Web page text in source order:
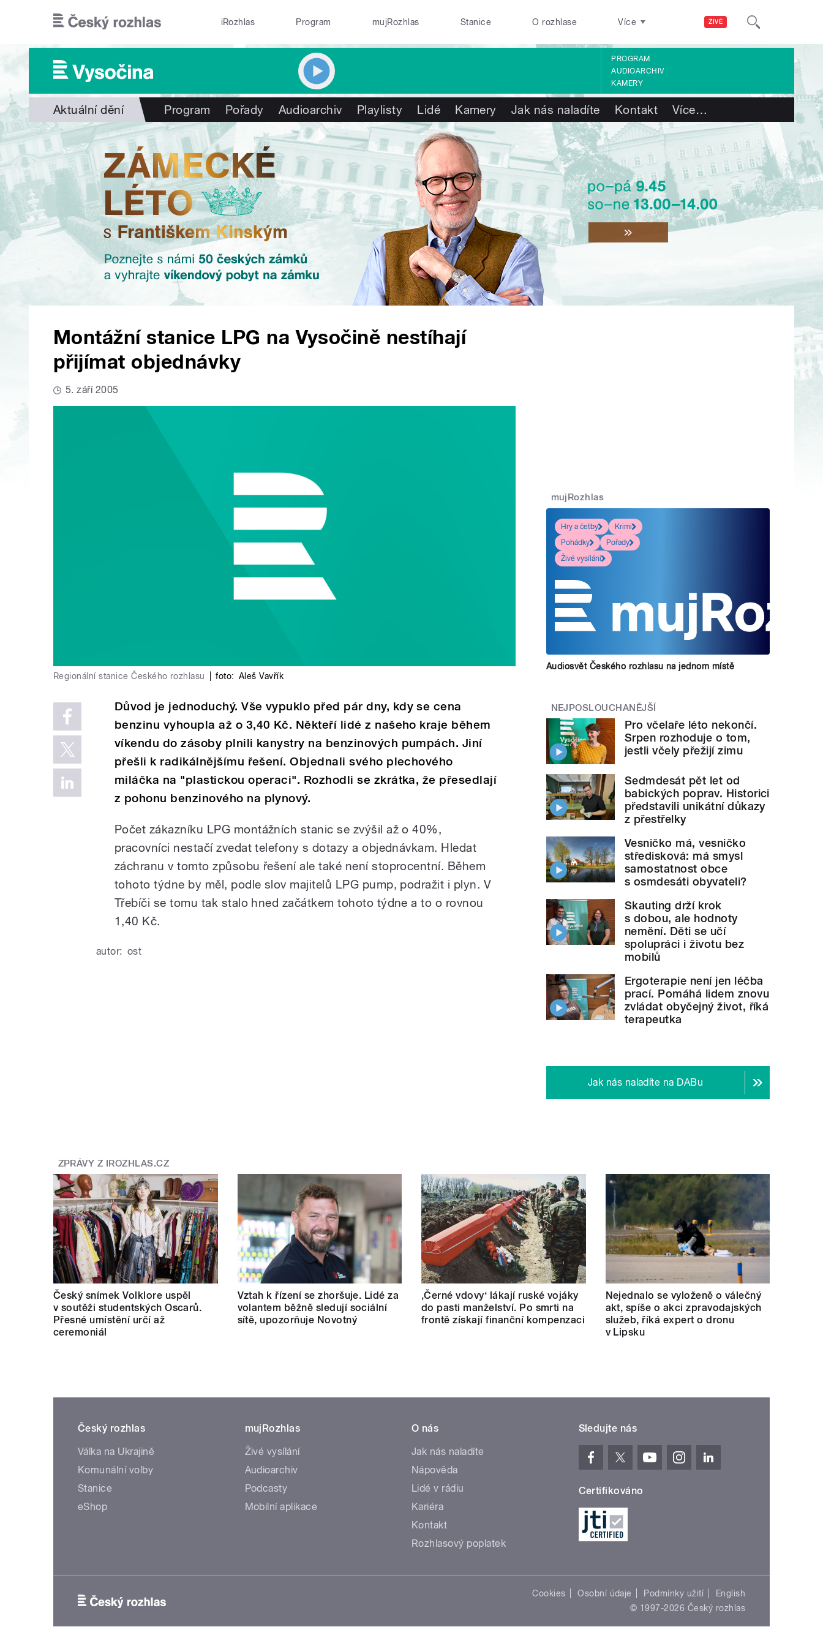
ŽIVĚ
iRozhlas Program mujRozhlas Stanice O rozhlase Více
PROGRAM
AUDIOARCHIV
KAMERY
Aktuální dění Program Pořady Audioarchiv Playlisty Lidé Kamery Jak nás naladíte Kontakt Více…
Montážní stanice LPG na Vysočině nestíhají
přijímat objednávky
5. září 2005
Regionální stanice Českého rozhlasu foto: Aleš Vavřík
Důvod je jednoduchý. Vše vypuklo před pár dny, kdy se cena
benzinu vyhoupla až o 3,40 Kč. Někteří lidé z našeho kraje během
víkendu do zásoby plnili kanystry na benzinových pumpách. Jiní
přešli k radikálnějšímu řešení. Objednali svého plechového
miláčka na "plastickou operaci". Rozhodli se zkrátka, že přesedlají
z pohonu benzinového na plynový.
Počet zákazníku LPG montážních stanic se zvýšil až o 40%,
pracovníci nestačí zvedat telefony s dotazy a objednávkam. Hledat
záchranu v tomto způsobu řešení ale také není stoprocentní. Během
tohoto týdne by měl, podle slov majitelů LPG pump, podražit i plyn. V
Třebíči se tomu tak stalo hned začátkem tohoto týdne a to o rovnou
1,40 Kč.
autor: ost
mujRozhlas
Hry a četby
Krimi
Pohádky
Pořady
Živé vysílání
Audiosvět Českého rozhlasu na jednom místě
NEJPOSLOUCHANĚJŠÍ
Pro včelaře léto nekončí.
Srpen rozhoduje o tom,
jestli včely přežijí zimu
Sedmdesát pět let od
babických poprav. Historici
představili unikátní důkazy
z přestřelky
Vesničko má, vesničko
středisková: má smysl
samostatnost obce
s osmdesáti obyvateli?
Skauting drží krok
s dobou, ale hodnoty
nemění. Děti se učí
spolupráci i životu bez
mobilů
Ergoterapie není jen léčba
prací. Pomáhá lidem znovu
zvládat obyčejný život, říká
terapeutka
Jak nás naladíte na DABu
ZPRÁVY Z IROZHLAS.CZ
Český snímek Volklore uspěl
v soutěži studentských Oscarů.
Přesné umístění určí až
ceremoniál
Vztah k řízení se zhoršuje. Lidé za
volantem běžně sledují sociální
sítě, upozorňuje Novotný
‚Černé vdovy‘ lákají ruské vojáky
do pasti manželství. Po smrti na
frontě získají finanční kompenzaci
Nejednalo se vyloženě o válečný
akt, spíše o akci zpravodajských
služeb, říká expert o dronu
v Lipsku
Český rozhlas
Válka na Ukrajině
Komunální volby
Stanice
eShop
mujRozhlas
Živé vysílání
Audioarchiv
Podcasty
Mobilní aplikace
O nás
Jak nás naladíte
Nápověda
Lidé v rádiu
Kariéra
Kontakt
Rozhlasový poplatek
Sledujte nás
Certifikováno
Cookies Osobní údaje Podmínky užití
English
© 1997-2026 Český rozhlas